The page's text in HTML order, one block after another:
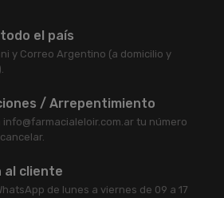
el país
y Correo Argentino (a domicilio y
/ Arrepentimiento
info@farmacialeloir.com.ar tu número
al cliente
de lunes a viernes de 09 a 17